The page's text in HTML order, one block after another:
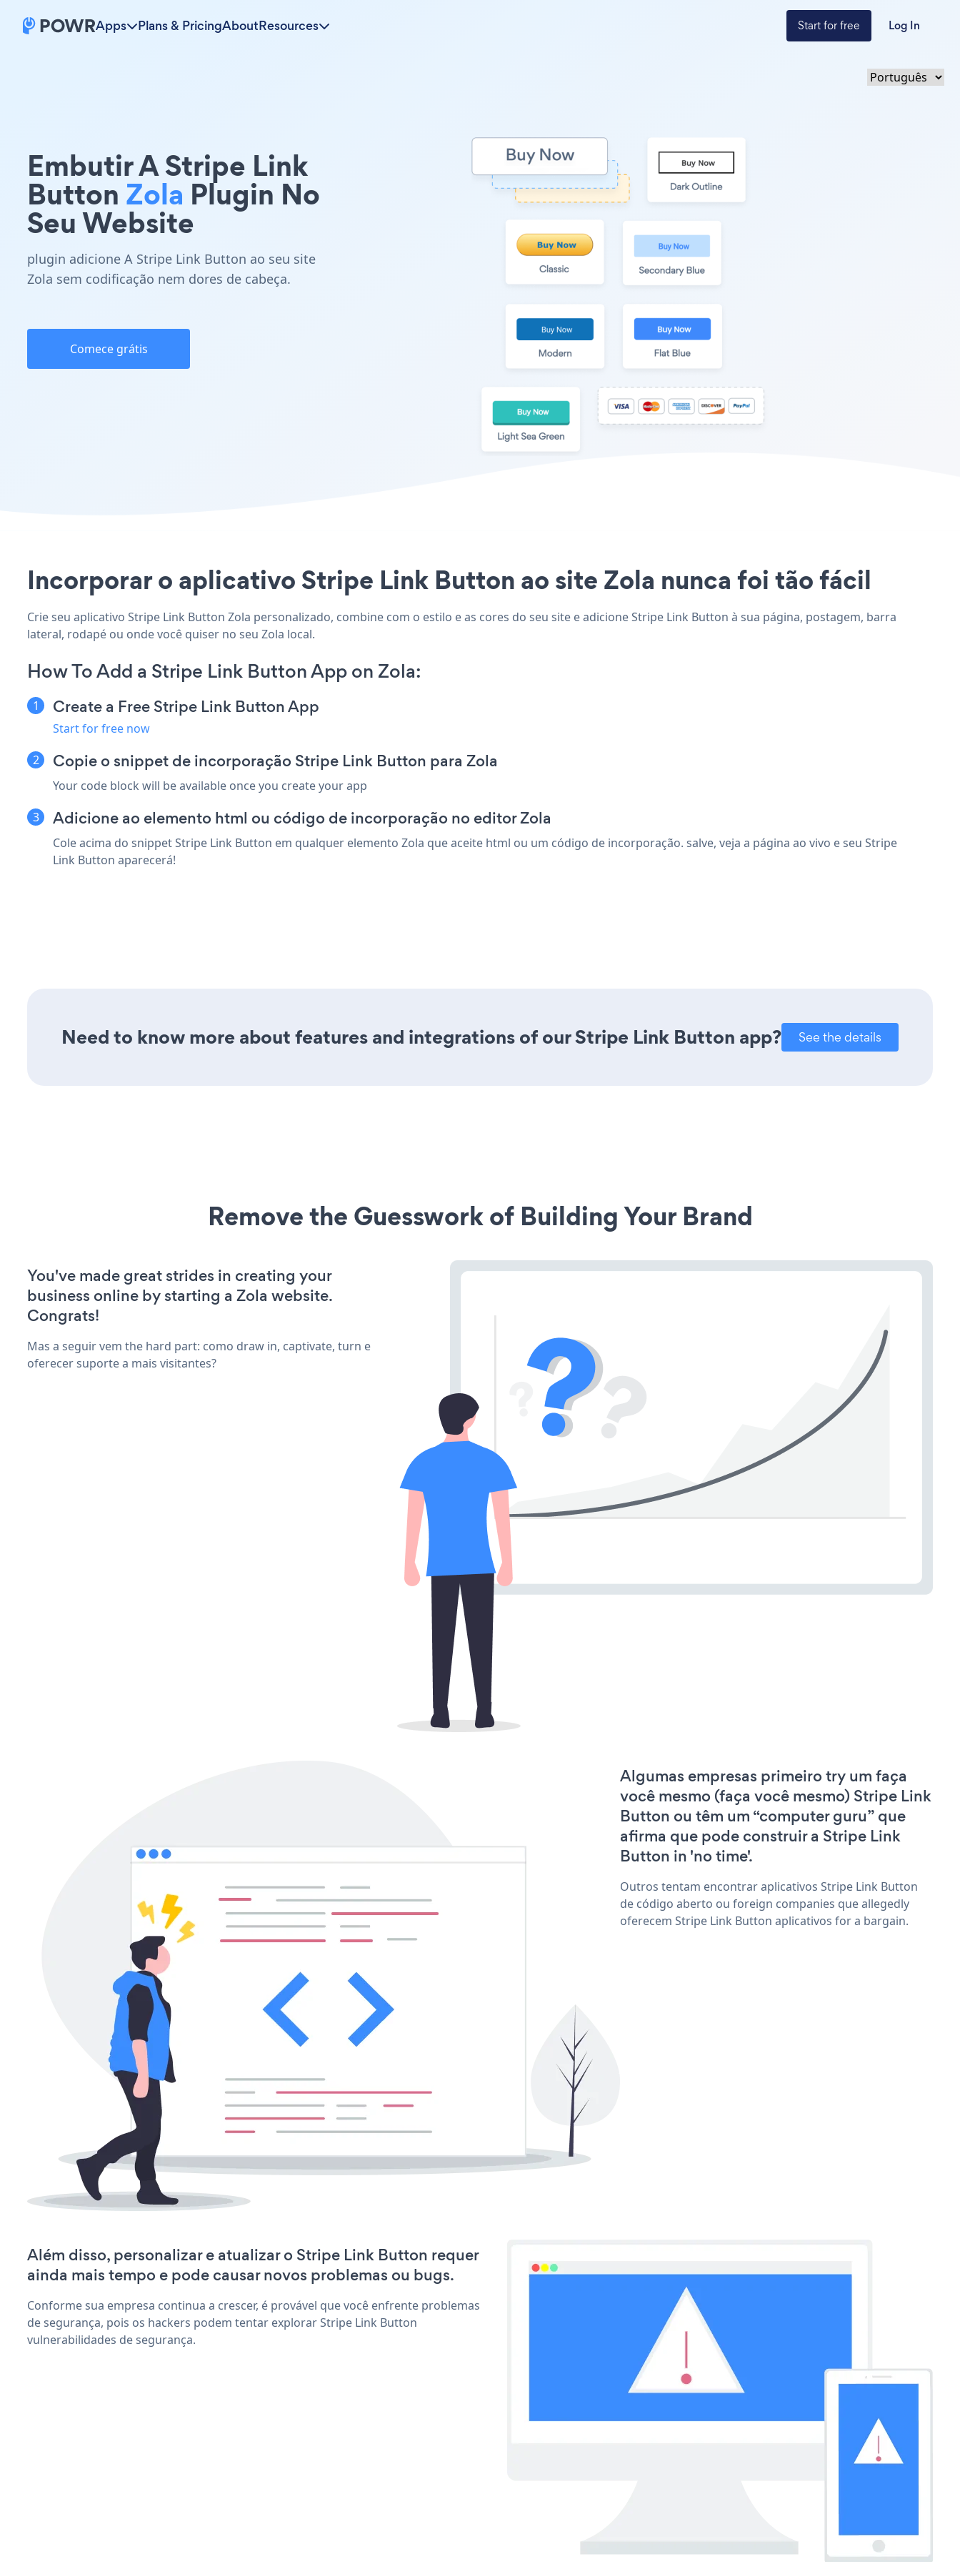
Apps Plans & PricingAboutResources Start for free Log In
Embutir A Stripe Link
Button Zola Plugin No
Seu Website
plugin adicione A Stripe Link Button ao seu site
Zola sem codificação nem dores de cabeça.
Comece grátis
Incorporar o aplicativo Stripe Link Button ao site Zola nunca foi tão fácil
Crie seu aplicativo Stripe Link Button Zola personalizado, combine com o estilo e as cores do seu site e adicione Stripe Link Button à sua página, postagem, barra
lateral, rodapé ou onde você quiser no seu Zola local.
How To Add a Stripe Link Button App on Zola:
Create a Free Stripe Link Button App
Start for free now
Copie o snippet de incorporação Stripe Link Button para Zola
Your code block will be available once you create your app
Adicione ao elemento html ou código de incorporação no editor Zola
Cole acima do snippet Stripe Link Button em qualquer elemento Zola que aceite html ou um código de incorporação. salve, veja a página ao vivo e seu Stripe
Link Button aparecerá!
Need to know more about features and integrations of our Stripe Link Button app? See the details
Remove the Guesswork of Building Your Brand
You've made great strides in creating your
business online by starting a Zola website.
Congrats!
Mas a seguir vem the hard part: como draw in, captivate, turn e
oferecer suporte a mais visitantes?
Algumas empresas primeiro try um faça
você mesmo (faça você mesmo) Stripe Link
Button ou têm um “computer guru” que
afirma que pode construir a Stripe Link
Button in 'no time'.
Outros tentam encontrar aplicativos Stripe Link Button
de código aberto ou foreign companies que allegedly
oferecem Stripe Link Button aplicativos for a bargain.
Além disso, personalizar e atualizar o Stripe Link Button requer
ainda mais tempo e pode causar novos problemas ou bugs.
Conforme sua empresa continua a crescer, é provável que você enfrente problemas
de segurança, pois os hackers podem tentar explorar Stripe Link Button
vulnerabilidades de segurança.